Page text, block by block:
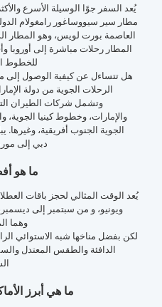
يُعد السفر جوًا الوسيلة الأسرع
العاصمة بورت لويس، وهو المطار
المطار رحلات مباشرة إلى أوروبا
للخطوط
هل تتساءل عن كيفية الوصول إلى
الرحلات الجوية من دولة
وتشمل شركات الطيران
والإمارات، وخطوط كينيا
الجوية الجنوب أفريقية،
دبي إلى موريشيوس
ما هو
يُعد الوقت المثالي لحجز باقات
ويونيو، و من سبتمبر إلى
وهما
لكن بفضل مناخها شبه الاستوائي
الدافئة والطقس المعتدل
ما هي أبرز